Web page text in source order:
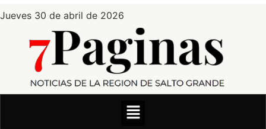
Jueves 30 de abril de 2026